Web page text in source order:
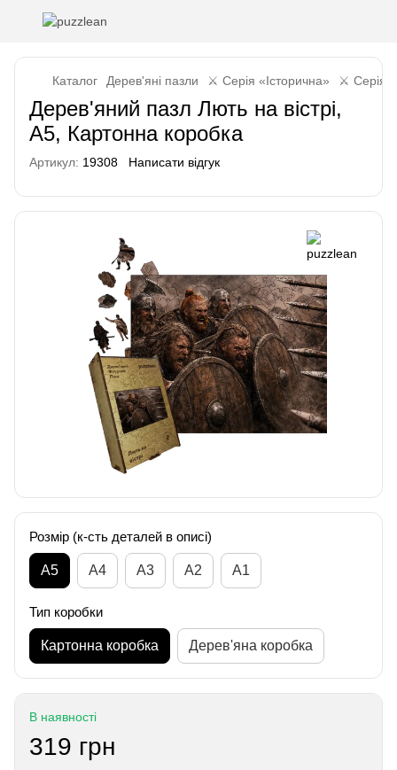
Каталог Дерев'яні пазли ⚔️ Серія «Історична» ⚔️ Серія
Дерев'яний пазл Лють на вістрі,
А5, Картонна коробка
Артикул: 19308 Написати відгук
Розмір (к-сть деталей в описі)
А5 А4 A3 A2 A1
Тип коробки
Картонна коробка Дерев'яна коробка
В наявності
319 грн